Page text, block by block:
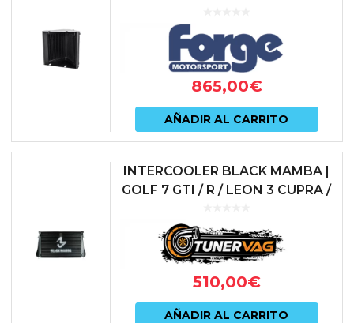
CLA45 AMG (C117) / GLA45 AMG
(X156)...
865,00€
AÑADIR AL CARRITO
INTERCOOLER BLACK MAMBA |
GOLF 7 GTI / R / LEON 3 CUPRA /
MQB) | BLM-IC-MK7
510,00€
AÑADIR AL CARRITO